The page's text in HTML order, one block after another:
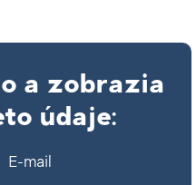
a zobrazia
údaje:
E-mail